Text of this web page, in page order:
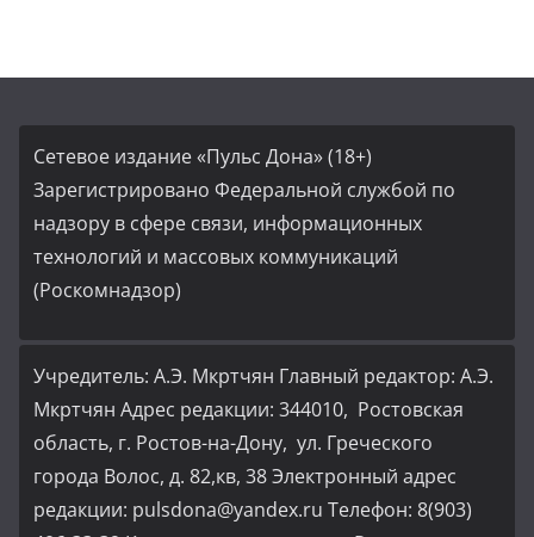
Сетевое издание «Пульс Дона» (18+)
Зарегистрировано Федеральной службой по
надзору в сфере связи, информационных
технологий и массовых коммуникаций
(Роскомнадзор)
Учредитель: А.Э. Мкртчян Главный редактор: А.Э.
Мкртчян Адрес редакции: 344010, Ростовская
область, г. Ростов-на-Дону, ул. Греческого
города Волос, д. 82,кв, 38 Электронный адрес
редакции: pulsdona@yandex.ru Телефон: 8(903)